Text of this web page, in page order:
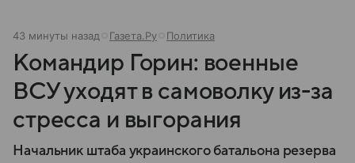
43 минуты назад Газета.Ру Политика
Командир Горин: военные
ВСУ уходят в самоволку из-за
стресса и выгорания
Начальник штаба украинского батальона резерва